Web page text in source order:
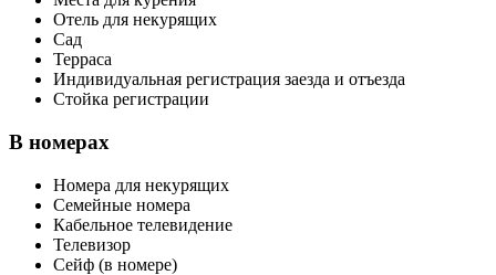
Отель для некурящих
Сад
Терраса
Индивидуальная регистрация заезда и отъезда
Стойка регистрации
В номерах
Номера для некурящих
Семейные номера
Кабельное телевидение
Телевизор
Сейф (в номере)